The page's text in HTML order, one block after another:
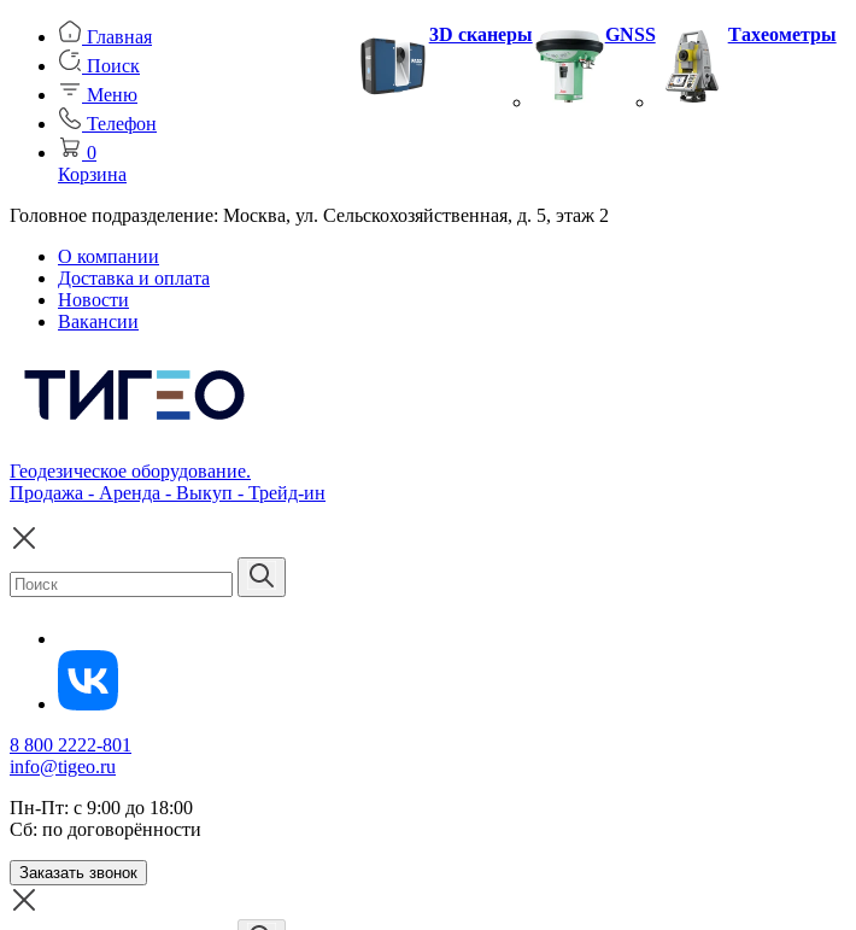
Главная
Поиск
Меню
Телефон
0
Корзина
Головное подразделение: Москва, ул. Сельскохозяйственная, д. 5, этаж 2
О компании
Доставка и оплата
Новости
Вакансии
Геодезическое оборудование.
Продажа - Аренда - Выкуп - Трейд-ин
8 800 2222-801
info@tigeo.ru
Пн-Пт: с 9:00 до 18:00
Сб: по договорённости
Заказать звонок
3D сканеры GNSS Тахеометры